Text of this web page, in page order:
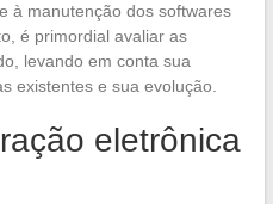
à manutenção dos softwares
é primordial avaliar as
levando em conta sua
existentes e sua evolução.
eletrônica